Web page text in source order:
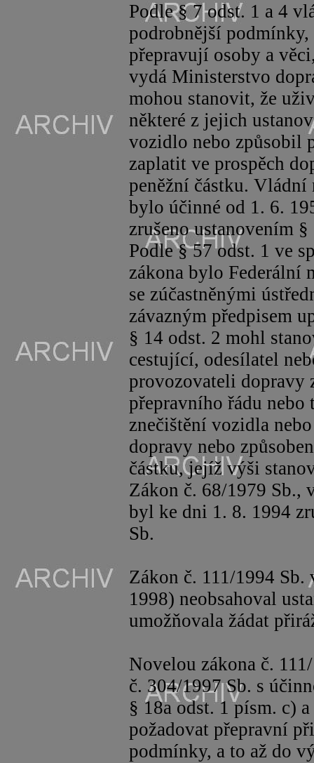
Podle § 7 odst. 1 a 4
podrobnější
přepravují osoby a
vydá Ministerstvo
mohou stanovit, že
některé z jejich
vozidlo nebo způsobil
zaplatit ve prospěch
peněžní částku. Vládní
bylo účinné od 1. 6.
zrušeno ustanovením
Podle § 57 odst. 1 ve
zákona bylo Federální
se zúčastněnými
závazným předpisem
§ 14 odst. 2 mohl
cestující, odesílatel
provozovateli dopravy
přepravního řádu
znečištění vozidla
dopravy nebo
částku, jejíž výši
Zákon č. 68/1979 Sb.,
byl ke dni 1. 8. 1994
Sb.
Zákon č. 111/1994 Sb.
1998) neobsahoval
umožňovala žádat
Novelou zákona č.
č. 304/1997 Sb. s
§ 18a odst. 1 písm. c)
požadovat přepravní
podmínky, a to až do